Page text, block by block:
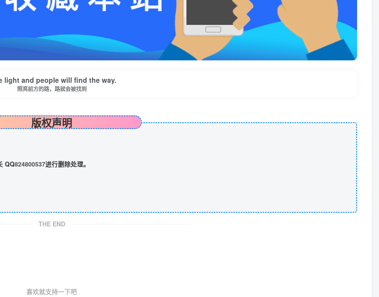
light and people will find the way.
照亮前方的路，路就会被找到
版权声明
QQ824800537进行删除处理。
THE END
喜欢就支持一下吧